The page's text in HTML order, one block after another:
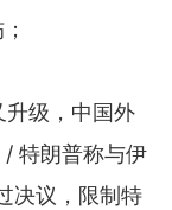
升级，中国外
特朗普称与伊
决议，限制特